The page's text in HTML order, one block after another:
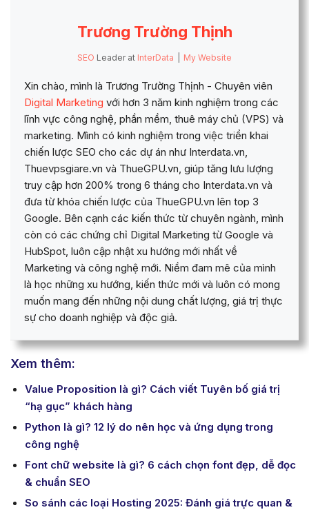
Trương Trường Thịnh
SEO Leader at InterData My Website
Xin chào, mình là Trương Trường Thịnh - Chuyên viên
Digital Marketing với hơn 3 năm kinh nghiệm trong các
lĩnh vực công nghệ, phần mềm, thuê máy chủ (VPS) và
marketing. Mình có kinh nghiệm trong việc triển khai
chiến lược SEO cho các dự án như Interdata.vn,
Thuevpsgiare.vn và ThueGPU.vn, giúp tăng lưu lượng
truy cập hơn 200% trong 6 tháng cho Interdata.vn và
đưa từ khóa chiến lược của ThueGPU.vn lên top 3
Google. Bên cạnh các kiến thức từ chuyên ngành, mình
còn có các chứng chỉ Digital Marketing từ Google và
HubSpot, luôn cập nhật xu hướng mới nhất về
Marketing và công nghệ mới. Niềm đam mê của mình
là học những xu hướng, kiến thức mới và luôn có mong
muốn mang đến những nội dung chất lượng, giá trị thực
sự cho doanh nghiệp và độc giả.
Xem thêm:
Value Proposition là gì? Cách viết Tuyên bố giá trị
“hạ gục” khách hàng
Python là gì? 12 lý do nên học và ứng dụng trong
công nghệ
Font chữ website là gì? 6 cách chọn font đẹp, dễ đọc
& chuẩn SEO
So sánh các loại Hosting 2025: Đánh giá trực quan &